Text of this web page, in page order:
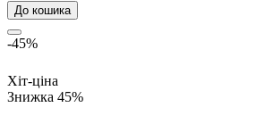
До кошика
-45%
Хіт-ціна
Знижка 45%